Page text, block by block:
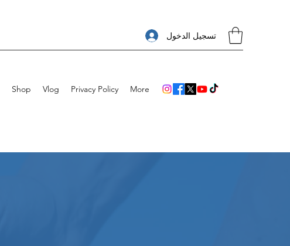
تسجيل الدخول
Shop Vlog Privacy Policy More